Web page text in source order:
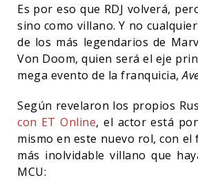
Es por eso que RDJ volverá,
sino como villano. Y no
de los más legendarios de
Von Doom, quien será el eje
mega evento de la franquicia,
Según revelaron los propios
con ET Online, el actor está
mismo en este nuevo rol, con
más inolvidable villano que
MCU: